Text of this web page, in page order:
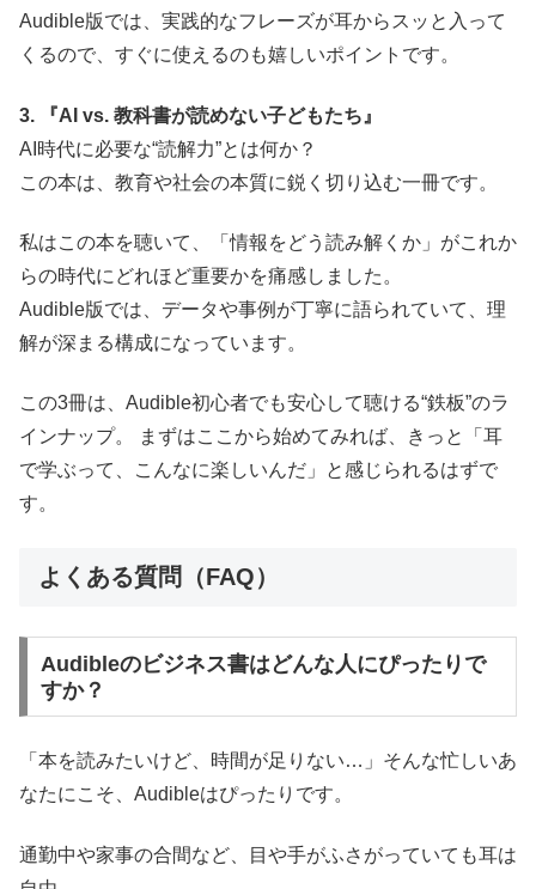
Audible版では、実践的なフレーズが耳からスッと入って
くるので、すぐに使えるのも嬉しいポイントです。
3. 『AI vs. 教科書が読めない子どもたち』
AI時代に必要な“読解力”とは何か？
この本は、教育や社会の本質に鋭く切り込む一冊です。
私はこの本を聴いて、「情報をどう読み解くか」がこれか
らの時代にどれほど重要かを痛感しました。
Audible版では、データや事例が丁寧に語られていて、理
解が深まる構成になっています。
この3冊は、Audible初心者でも安心して聴ける“鉄板”のラ
インナップ。 まずはここから始めてみれば、きっと「耳
で学ぶって、こんなに楽しいんだ」と感じられるはずで
す。
よくある質問（FAQ）
Audibleのビジネス書はどんな人にぴったりで
すか？
「本を読みたいけど、時間が足りない…」そんな忙しいあ
なたにこそ、Audibleはぴったりです。
通勤中や家事の合間など、目や手がふさがっていても耳は